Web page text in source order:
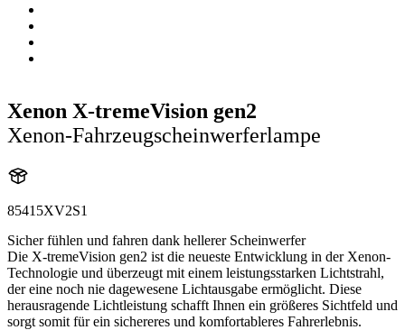
Xenon X-tremeVision gen2
Xenon-Fahrzeugscheinwerferlampe
85415XV2S1
Sicher fühlen und fahren dank hellerer Scheinwerfer
Die X-tremeVision gen2 ist die neueste Entwicklung in der Xenon-
Technologie und überzeugt mit einem leistungsstarken Lichtstrahl,
der eine noch nie dagewesene Lichtausgabe ermöglicht. Diese
herausragende Lichtleistung schafft Ihnen ein größeres Sichtfeld und
sorgt somit für ein sichereres und komfortableres Fahrerlebnis.